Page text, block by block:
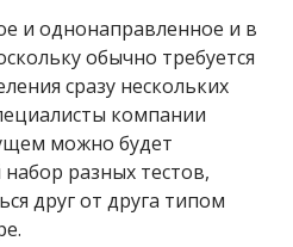
и однонаправленное и в
обычно требуется
сразу нескольких
компании
можно будет
разных тестов,
друг от друга типом